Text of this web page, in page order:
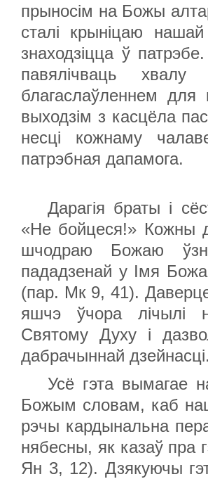
прыносім на Божы
сталі крыніцаю
знаходзіцца ў
павялічваць хвалу
благаслаўленнем
выходзім з касцёла
несці кожнаму
патрэбная дапамога.
Дарагія браты і
«Не бойцеся!» Кожны
шчодраю Божаю
пададзенай у Імя
(пар. Мк 9, 41).
яшчэ ўчора лічылі
Святому Духу і
дабрачыннай дзейнасці.
Усё гэта вымагае
Божым словам, каб
рэчы кардынальна
нябесны, як казаў пра
Ян 3, 12). Дзякуючы